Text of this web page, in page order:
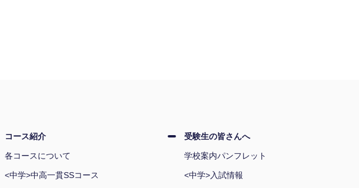
コース紹介
各コースについて
<中学>中高一貫SSコース
受験生の皆さんへ
学校案内パンフレット
<中学>入試情報